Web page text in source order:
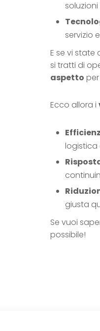
servizio
E se vi
si tratti di
aspetto
Ecco allora i
logistica
giusta
Se vuoi
possibile!